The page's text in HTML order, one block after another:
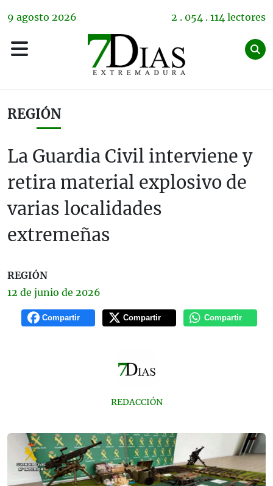
9 agosto 2026 2 . 054 . 114 lectores
REGIÓN
La Guardia Civil interviene y
retira material explosivo de
varias localidades
extremeñas
REGIÓN
12 de junio de 2026
Compartir Compartir Compartir
REDACCIÓN